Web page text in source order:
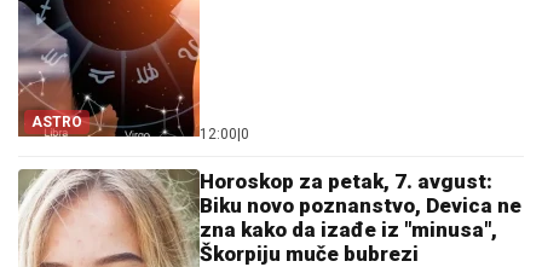
ASTRO
12:00 0
Horoskop za petak, 7. avgust:
Biku novo poznanstvo, Devica ne
zna kako da izađe iz "minusa",
Škorpiju muče bubrezi